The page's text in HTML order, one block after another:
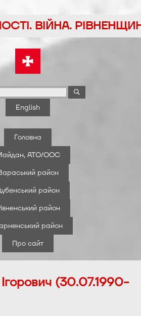
ВІЙНА.
English
Головна
АТО/ООС
район
район
район
район
Про сайт
(30.07.1990-